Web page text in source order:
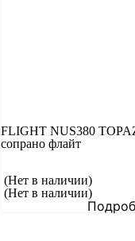
FLIGHT NUS380
сопрано флайт
(Нет в наличии)
(Нет в наличии)